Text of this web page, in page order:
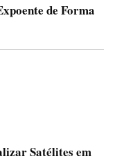
de Forma
Satélites em